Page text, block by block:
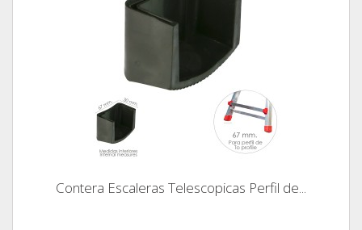
Contera Escaleras Telescopicas Perfil de...